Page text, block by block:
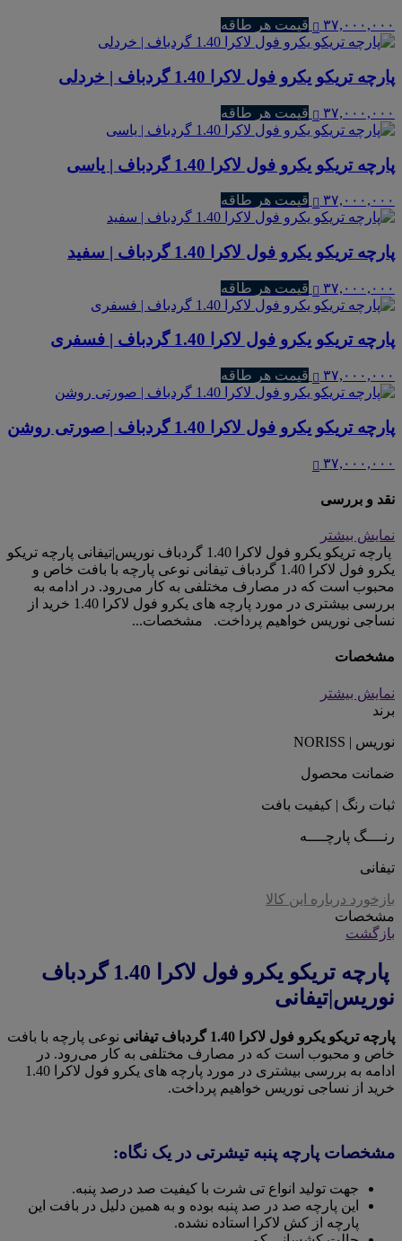
۳۷,۰۰۰,۰۰۰ قیمت هر طاقه
پارچه تریکو یکرو فول لاکرا 1.40 گردباف | خردلی
۳۷,۰۰۰,۰۰۰ قیمت هر طاقه
پارچه تریکو یکرو فول لاکرا 1.40 گردباف | یاسی
۳۷,۰۰۰,۰۰۰ قیمت هر طاقه
پارچه تریکو یکرو فول لاکرا 1.40 گردباف | سفید
۳۷,۰۰۰,۰۰۰ قیمت هر طاقه
پارچه تریکو یکرو فول لاکرا 1.40 گردباف | فسفری
۳۷,۰۰۰,۰۰۰ قیمت هر طاقه
پارچه تریکو یکرو فول لاکرا 1.40 گردباف | صورتی روشن
۳۷,۰۰۰,۰۰۰
نقد و بررسی
نمایش بیشتر
پارچه تریکو یکرو فول لاکرا 1.40 گردباف نوریس|تیفانی پارچه تریکو
یکرو فول لاکرا 1.40 گردباف تیفانی نوعی پارچه با بافت خاص و
محبوب است که در مصارف مختلفی به کار می‌رود. در ادامه به
بررسی بیشتری در مورد پارچه های یکرو فول لاکرا 1.40 خرید از
نساجی نوریس خواهیم پرداخت. مشخصات...
مشخصات
نمایش بیشتر
برند
نوریس | NORISS
ضمانت محصول
ثبات رنگ | کیفیت بافت
رنــــگ پارچــــه
تیفانی
بازخورد درباره این کالا
مشخصات
بازگشت
پارچه تریکو یکرو فول لاکرا 1.40 گردباف
نوریس|تیفانی
پارچه تریکو یکرو فول لاکرا 1.40 گردباف تیفانی
نوعی پارچه با بافت
خاص و محبوب است که در مصارف مختلفی به کار می‌رود. در
ادامه به بررسی بیشتری در مورد پارچه های یکرو فول لاکرا 1.40
خرید از نساجی نوریس خواهیم پرداخت.
مشخصات پارچه پنبه تیشرتی در یک نگاه:
جهت تولید انواع تی شرت با کیفیت صد درصد پنبه.
این پارچه صد در صد پنبه بوده و به همین دلیل در بافت این
پارچه از کش لاکرا استاده نشده.